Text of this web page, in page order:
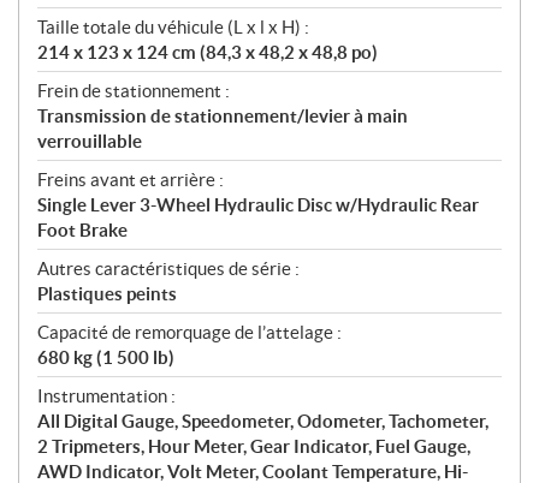
Taille totale du véhicule (L x l x H) :
214 x 123 x 124 cm (84,3 x 48,2 x 48,8 po)
Frein de stationnement :
Transmission de stationnement/levier à main
verrouillable
Freins avant et arrière :
Single Lever 3-Wheel Hydraulic Disc w/Hydraulic Rear
Foot Brake
Autres caractéristiques de série :
Plastiques peints
Capacité de remorquage de l’attelage :
680 kg (1 500 lb)
Instrumentation :
All Digital Gauge, Speedometer, Odometer, Tachometer,
2 Tripmeters, Hour Meter, Gear Indicator, Fuel Gauge,
AWD Indicator, Volt Meter, Coolant Temperature, Hi-